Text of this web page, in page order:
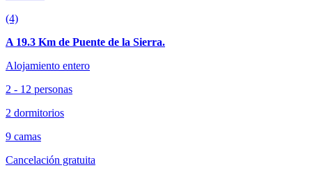
(4)
A 19.3 Km de Puente de la Sierra.
Alojamiento entero
2 - 12 personas
2 dormitorios
9 camas
Cancelación gratuita